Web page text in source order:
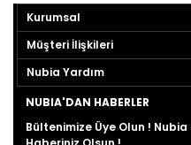
Kurumsal
Müşteri İlişkileri
Nubia Yardım
NUBIA'DAN HABERLER
Bültenimize Üye Olun !